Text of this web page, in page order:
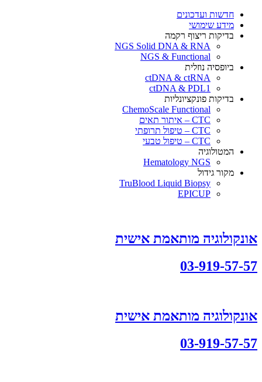
חדשות ועדכונים
מידע שימושי
בדיקות ריצוף רקמה
NGS Solid DNA & RNA
NGS & Functional
ביופסיה נוזלית
ctDNA & ctRNA
ctDNA & PDL1
בדיקות פונקציונליות
ChemoScale Functional
CTC – איתור תאים
CTC – טיפול תרופתי
CTC – טיפול טבעי
המטולוגיה
Hematology NGS
מקור גידול
TruBlood Liquid Biopsy
EPICUP
אונקולוגיה מותאמת אישית
03-919-57-57
אונקולוגיה מותאמת אישית
03-919-57-57